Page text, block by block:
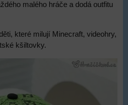
malého hráče a dodá outfitu
které milují Minecraft, videohry,
kšiltovky.